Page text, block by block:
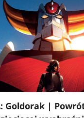
Goldorak |